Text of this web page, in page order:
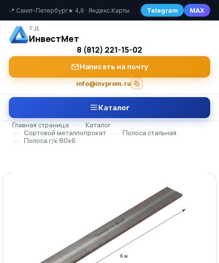
📍 Санкт-Петербург★ 4,9 · Яндекс.Карты Telegram MAX
ТД
ИнвестМет
8 (812) 221-15-02
Написать на почту
info@invprom.ru
Каталог
Главная страница —
Каталог
—
Сортовой металлопрокат —
Полоса стальная
—
Полоса г/к 80х6